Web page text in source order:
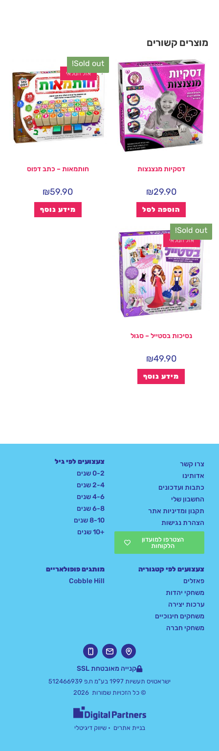
מוצרים קשורים
דסקיות מנצנצות
₪29.90
הוספה לסל
Sold out!
אזל המלאי
חותמאות – כתב דפוס
₪59.90
מידע נוסף
Sold out!
אזל המלאי
נסיכות בסטייל – סגול
₪49.90
מידע נוסף
צרו קשר
אדותינו
כתבות ועדכונים
החשבון שלי
תקנון ומדיניות אתר
הצהרת נגישות
הצטרפו למועדון
הלקוחות
צעצועים לפי גיל
0-2 שנים
2-4 שנים
4-6 שנים
6-8 שנים
8-10 שנים
+10 שנים
צעצועים לפי קטגוריה
פאזלים
משחקי יהדות
ערכות יצירה
משחקים חינוכיים
משחקי חברה
מותגים פופולאריים
Cobble Hill
קנייה מאובטחת SSL
ישראטויס תעשיות 1997 בע"מ ח.פ 512466939
© כל הזכויות שמורות 2026
בניית אתרים • שיווק דיגיטלי